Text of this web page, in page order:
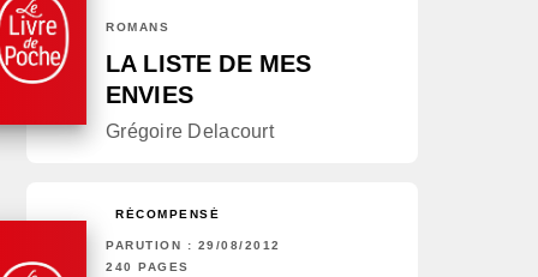
ROMANS
LA LISTE DE MES
ENVIES
Grégoire Delacourt
RÉCOMPENSÉ
PARUTION : 29/08/2012
240 PAGES